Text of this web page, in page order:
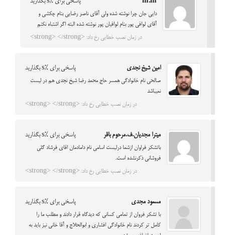
دایی جان چرا نوشته شده ولی آقای ناصر رضایی بنام چکشی و
آقای لوافی پور بنام لوافیان پور نوشته شده البته اگر اشتباه نکنم
در زمان نصب خطایی رخ داد: <strong> </strong>
امین شیخ نجدی پاسخی برای %s بگذارید
صالحی نام خانوادگی همسر حاج محمد رضا شیخ نجدی هم در لیست
نمیباشد
در زمان نصب خطایی رخ داد: <strong> </strong>
میترا مجدیان.ف.مرحوم باقر پاسخی برای %s بگذارید
باتشکر فراوان ازشما درلیست اسامی نام دامادمان اقای فرشاد گلی
فروشانی ذکرنشده است.
در زمان نصب خطایی رخ داد: <strong> </strong>
مسعود مجدی پاسخی برای %s بگذارید
با تشکر فروان از تمامی کسانی که دیدگاه قرار دادند و مطلب ما را
کامل تر کردند نام خانوادگی افشاری و ابوالحلاج و آقا خانی نیز باید به